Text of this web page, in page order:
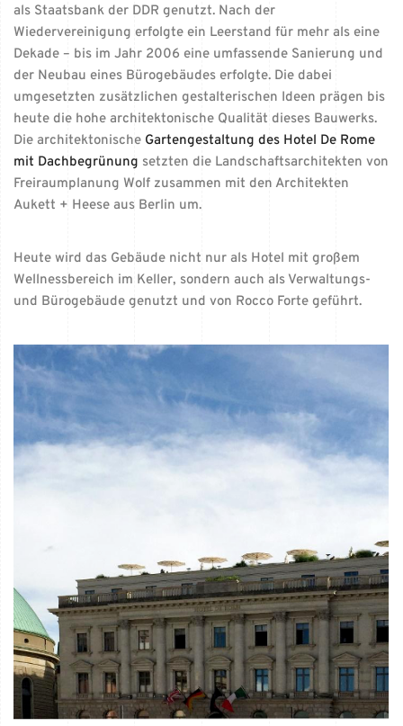
als Staatsbank der DDR genutzt. Nach der
Wiedervereinigung erfolgte ein Leerstand für mehr als eine
Dekade – bis im Jahr 2006 eine umfassende Sanierung und
der Neubau eines Bürogebäudes erfolgte. Die dabei
umgesetzten zusätzlichen gestalterischen Ideen prägen bis
heute die hohe architektonische Qualität dieses Bauwerks.
Die architektonische Gartengestaltung des Hotel De Rome
mit Dachbegrünung setzten die Landschaftsarchitekten von
Freiraumplanung Wolf zusammen mit den Architekten
Aukett + Heese aus Berlin um.
Heute wird das Gebäude nicht nur als Hotel mit großem
Wellnessbereich im Keller, sondern auch als Verwaltungs-
und Bürogebäude genutzt und von Rocco Forte geführt.